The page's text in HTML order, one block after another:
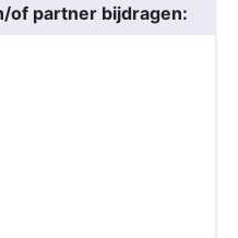
of partner bijdragen: